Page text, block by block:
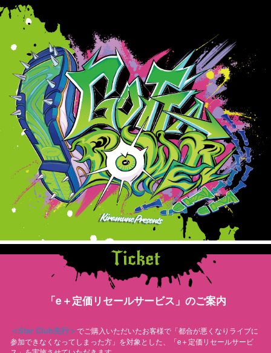
Ticket
「e＋定価リセールサービス」のご案内
＜Star Club先行＞でご購入いただいたお客様で「都合が悪くなりライブに
参加できなくなってしまった方」を対象とした、「e＋定価リセールサービ